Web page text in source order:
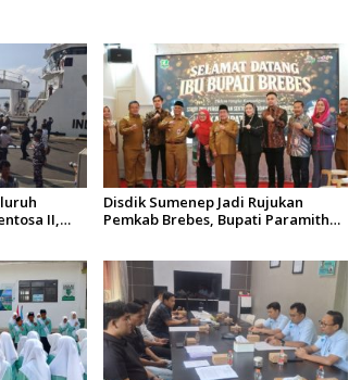
II,
Disdik Sumenep Jadi Rujukan
Pemkab Brebes, Bupati Paramitha